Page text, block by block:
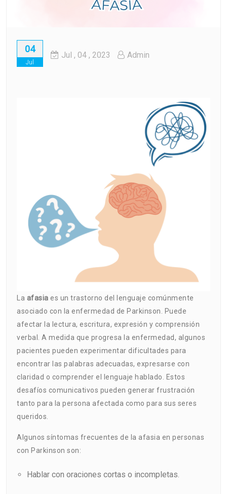
04
Jul
Jul , 04 , 2023 Admin
La afasia es un trastorno del lenguaje comúnmente
asociado con la enfermedad de Parkinson. Puede
afectar la lectura, escritura, expresión y comprensión
verbal. A medida que progresa la enfermedad, algunos
pacientes pueden experimentar dificultades para
encontrar las palabras adecuadas, expresarse con
claridad o comprender el lenguaje hablado. Estos
desafíos comunicativos pueden generar frustración
tanto para la persona afectada como para sus seres
queridos.
Algunos síntomas frecuentes de la afasia en personas
con Parkinson son:
Hablar con oraciones cortas o incompletas.